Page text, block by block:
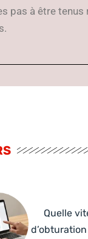
pas à être
Quelle